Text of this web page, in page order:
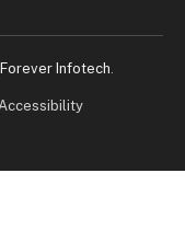
Forever Infotech.